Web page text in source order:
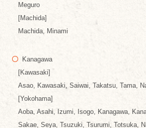
Meguro
[Machida]
Machida, Minami
Kanagawa
[Kawasaki]
Asao, Kawasaki, Saiwai, Takatsu, Tama,
[Yokohama]
Aoba, Asahi, Izumi, Isogo, Kanagawa,
Sakae, Seya, Tsuzuki, Tsurumi, Totsuka,